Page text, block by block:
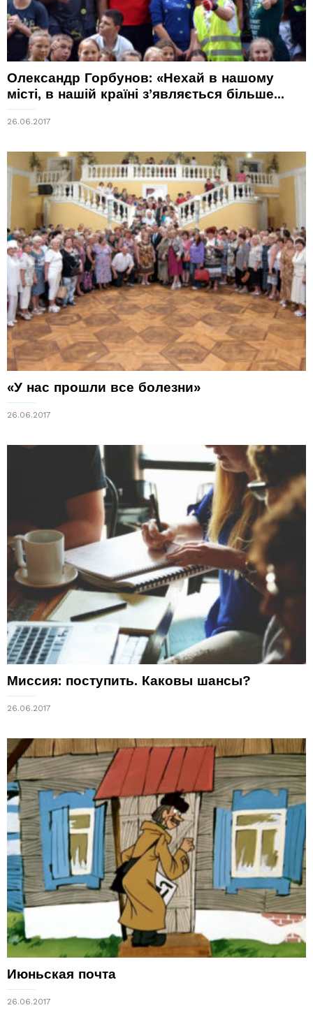
Олександр Горбунов: «Нехай в нашому
місті, в нашій країні з’являється більше...
26.06.2017
«У нас прошли все болезни»
26.06.2017
Миссия: поступить. Каковы шансы?
26.06.2017
Июньская почта
26.06.2017